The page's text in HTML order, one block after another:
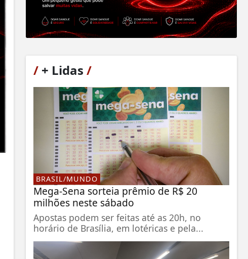
/+ Lidas /
BRASIL/MUNDO
Mega-Sena sorteia prêmio de R$ 20
milhões neste sábado
Apostas podem ser feitas até as 20h, no
horário de Brasília, em lotéricas e pela...